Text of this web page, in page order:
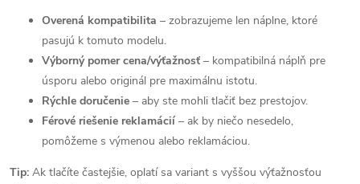
Overená kompatibilita – zobrazujeme len náplne, ktoré
pasujú k tomuto modelu.
Výborný pomer cena/výťažnosť – kompatibilná náplň pre
úsporu alebo originál pre maximálnu istotu.
Rýchle doručenie – aby ste mohli tlačiť bez prestojov.
Férové riešenie reklamácií – ak by niečo nesedelo,
pomôžeme s výmenou alebo reklamáciou.
Tip: Ak tlačíte častejšie, oplatí sa variant s vyššou výťažnosťou